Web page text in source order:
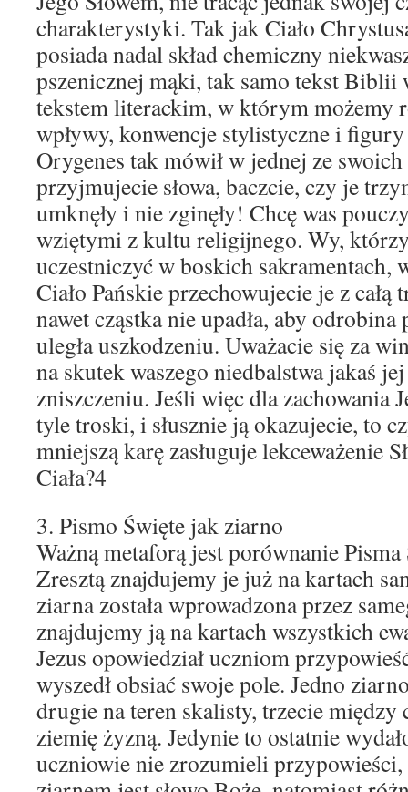
charakterystyki. Tak jak Ciało
posiada nadal skład chemiczny
pszenicznej mąki, tak samo tekst Biblii
tekstem literackim, w którym możemy
wpływy, konwencje stylistyczne i
Orygenes tak mówił w jednej ze
przyjmujecie słowa, baczcie, czy je
umknęły i nie zginęły! Chcę was
wziętymi z kultu religijnego. Wy,
uczestniczyć w boskich sakramentach,
Ciało Pańskie przechowujecie je z całą
nawet cząstka nie upadła, aby
uległa uszkodzeniu. Uważacie się za
na skutek waszego niedbalstwa jakaś
zniszczeniu. Jeśli więc dla zachowania
tyle troski, i słusznie ją okazujecie, to
mniejszą karę zasługuje lekceważenie
Ciała?4
3. Pismo Święte jak ziarno
Ważną metaforą jest porównanie
Zresztą znajdujemy je już na kartach
ziarna została wprowadzona przez
znajdujemy ją na kartach wszystkich
Jezus opowiedział uczniom
wyszedł obsiać swoje pole. Jedno
drugie na teren skalisty, trzecie między
ziemię żyzną. Jedynie to ostatnie
uczniowie nie zrozumieli przypowieści,